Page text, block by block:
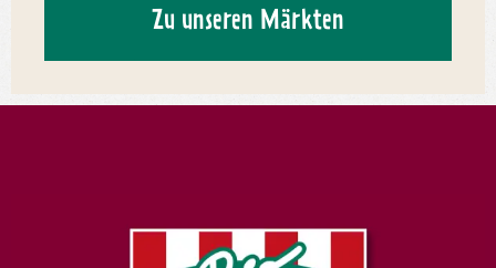
Zu unseren Märkten